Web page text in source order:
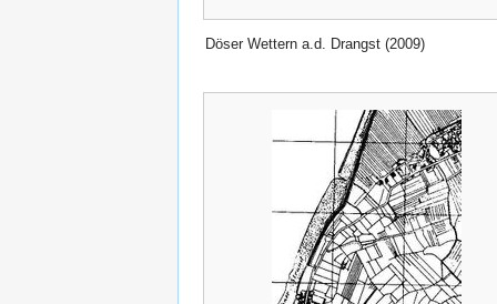
Döser Wettern a.d. Drangst (2009)